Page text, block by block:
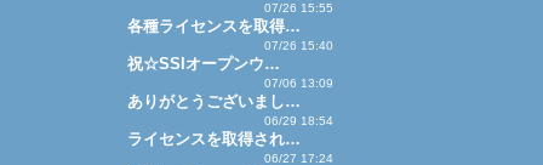
07/26 15:55
各種ライセンスを取得…
07/26 15:40
祝☆SSIオープンウ…
07/06 13:09
ありがとうございまし…
06/29 18:54
ライセンスを取得され…
06/27 17:24